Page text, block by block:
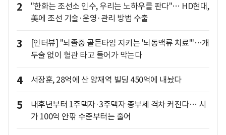
2
"한화는 조선소 인수, 우리는 노하우를 판다"… HD현대,
美에 조선 기술·운영·관리 방법 수출
3
[인터뷰] "뇌졸중 골든타임 지키는 '뇌동맥류 치료'"…개
두술 없이 혈관 타고 들어가 막는다
4 서장훈, 28억에 산 양재역 빌딩 450억에 내놨다
5
내후년부터 1주택자·3주택자 종부세 격차 커진다… 시
가 100억 안팎 수준부터는 줄어